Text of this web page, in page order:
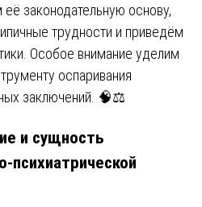
законодательную основу,
трудности и приведём
Особое внимание уделим
оспаривания
заключений. 🧠⚖️
и сущность
психиатрической